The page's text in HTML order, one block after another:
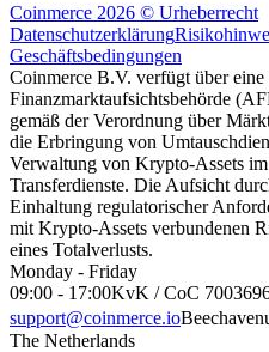
Coinmerce 2026 © Urheberrecht
Datenschutzerklärung
Geschäftsbedingungen
Coinmerce B.V. verfügt über
Finanzmarktaufsichtsbehörde
gemäß der Verordnung über
die Erbringung von
Verwaltung von Krypto-Assets
Transferdienste. Die Aufsicht
Einhaltung regulatorischer
mit Krypto-Assets verbundenen
eines Totalverlusts.
Monday - Friday
09:00 - 17:00KvK / CoC
support@coinmerce.io
The Netherlands